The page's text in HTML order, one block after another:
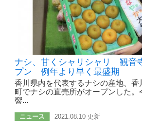
ナシ、甘くシャリシャリ 観音
プン 例年より早く最盛期
香川県内を代表するナシの産地、香
町でナシの直売所がオープンした。
響...
ニュース 2021.08.10 更新